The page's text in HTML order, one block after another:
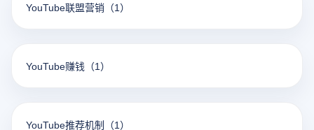
YouTube联盟营销 （1）
YouTube赚钱 （1）
YouTube推荐机制 （1）